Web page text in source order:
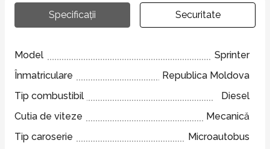
Specificații Securitate
Model
Sprinter
Înmatriculare
Republica Moldova
Tip combustibil
Diesel
Cutia de viteze
Mecanică
Tip caroserie
Microautobus